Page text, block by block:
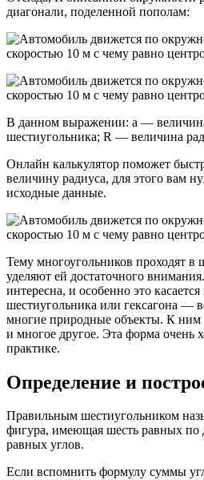
диагонали, поделенной пополам:
В данном выражении: а —
шестиугольника; R — величина
Онлайн калькулятор поможет
величину радиуса, для этого вам
исходные данные.
Тему многоугольников проходят
уделяют ей достаточного
интересна, и особенно это
шестиугольника или гексагона —
многие природные объекты. К ним
и многое другое. Эта форма очень
практике.
Определение и
Правильным шестиугольником
фигура, имеющая шесть равных по
равных углов.
Если вспомнить формулу суммы